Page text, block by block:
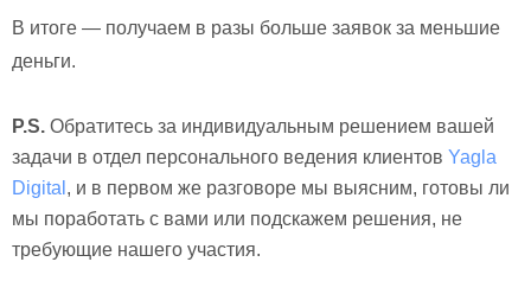
В итоге — получаем в разы больше заявок за меньшие
деньги.
P.S. Обратитесь за индивидуальным решением вашей
задачи в отдел персонального ведения клиентов Yagla
Digital , и в первом же разговоре мы выясним, готовы ли
мы поработать с вами или подскажем решения, не
требующие нашего участия.